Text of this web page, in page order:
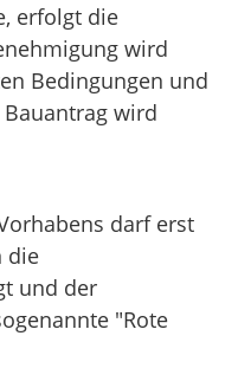
erfolgt die
wird
Bedingungen und
wird
darf erst
die
und der
"Rote